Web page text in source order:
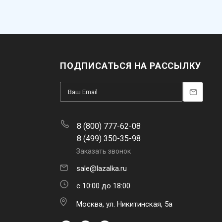
ПОДПИСАТЬСЯ НА РАССЫЛКУ
8 (800) 777-62-08
8 (499) 350-35-98
Заказать звонок
sale@lazalka.ru
с 10:00 до 18:00
Москва, ул. Никитинская, 5а